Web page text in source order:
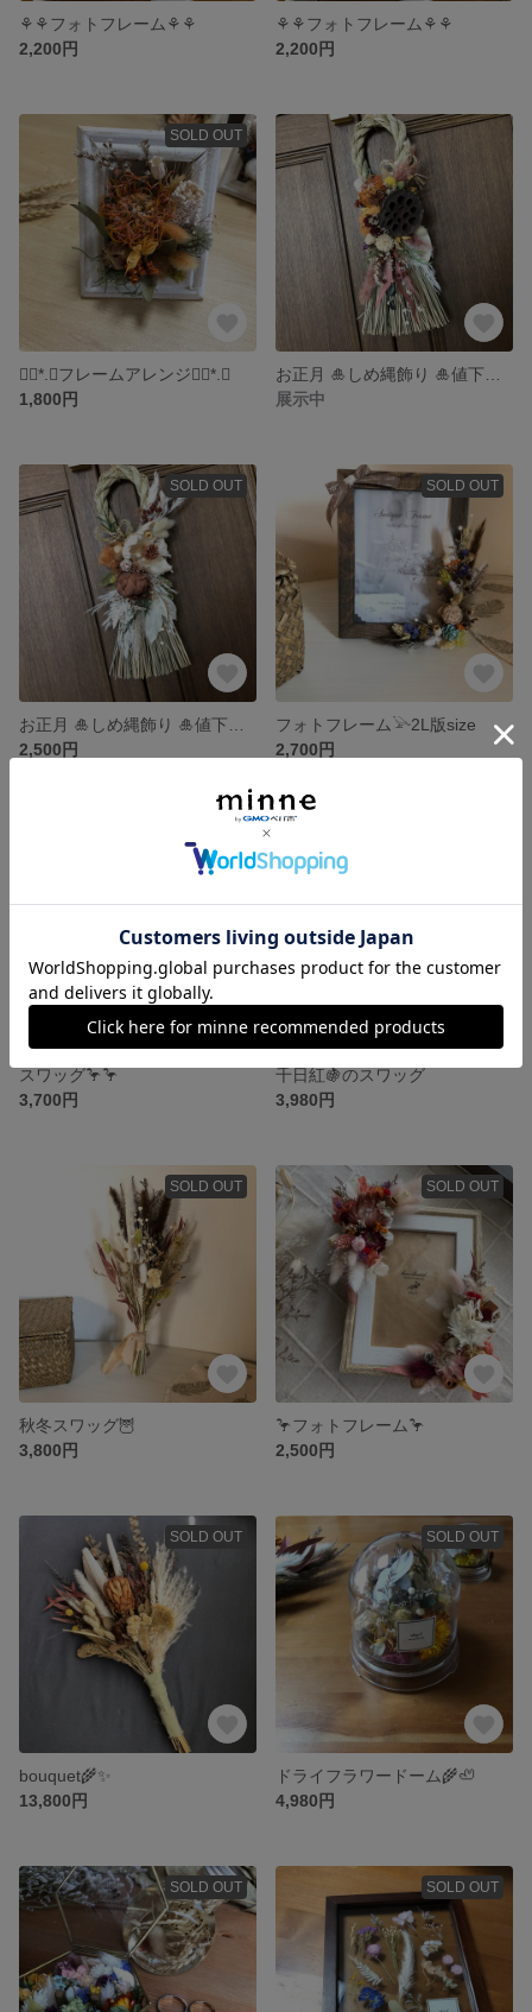
⚘⚘フォトフレーム⚘⚘
2,200円
⚘⚘フォトフレーム⚘⚘
2,200円
SOLD OUT
❁⃘*.ﾟフレームアレンジ❁⃘*.ﾟ
1,800円
展示中
SOLD OUT
2,500円
SOLD OUT
フォトフレーム𓅪2L版size
2,700円
スワッグ🦩🦩
3,700円
千日紅🍇のスワッグ
3,980円
SOLD OUT
秋冬スワッグ🦉
3,800円
SOLD OUT
🦩フォトフレーム🦩
2,500円
SOLD OUT
bouquet🌾✨
13,800円
SOLD OUT
ドライフラワードーム🌾🦥
4,980円
SOLD OUT SOLD OUT